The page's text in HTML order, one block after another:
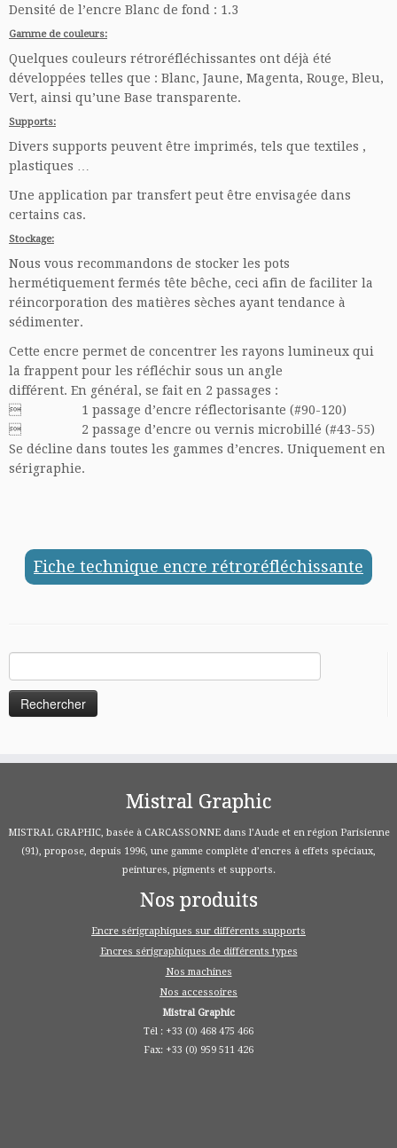
Densité de l’encre Blanc de fond : 1.3
Gamme de couleurs:
Quelques couleurs rétroréfléchissantes ont déjà été
développées telles que : Blanc, Jaune, Magenta, Rouge, Bleu,
Vert, ainsi qu’une Base transparente.
Supports:
Divers supports peuvent être imprimés, tels que textiles ,
plastiques …
Une application par transfert peut être envisagée dans
certains cas.
Stockage:
Nous vous recommandons de stocker les pots
hermétiquement fermés tête bêche, ceci afin de faciliter la
réincorporation des matières sèches ayant tendance à
sédimenter.
Cette encre permet de concentrer les rayons lumineux qui
la frappent pour les réfléchir sous un angle
différent. En général, se fait en 2 passages :
 1 passage d’encre réflectorisante (#90-120)
 2 passage d’encre ou vernis microbillé (#43-55)
Se décline dans toutes les gammes d’encres. Uniquement en
sérigraphie.
Fiche technique encre rétroréfléchissante
Mistral Graphic
MISTRAL GRAPHIC, basée à CARCASSONNE dans l’Aude et en région Parisienne
(91), propose, depuis 1996, une gamme complète d’encres à effets spéciaux,
peintures, pigments et supports.
Nos produits
Encre sérigraphiques sur différents supports
Encres sérigraphiques de différents types
Nos machines
Nos accessoires
Mistral Graphic
Tél : +33 (0) 468 475 466
Fax: +33 (0) 959 511 426